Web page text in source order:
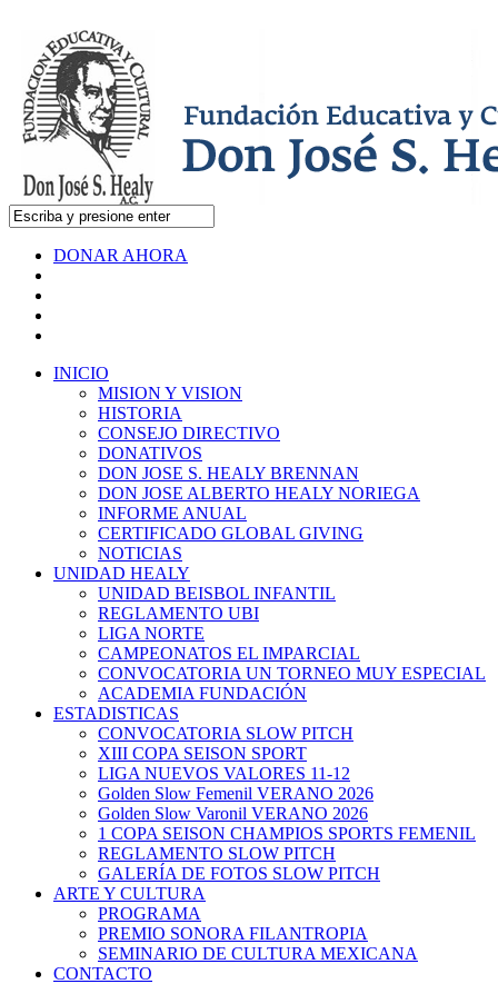
DONAR AHORA
INICIO
MISION Y VISION
HISTORIA
CONSEJO DIRECTIVO
DONATIVOS
DON JOSE S. HEALY BRENNAN
DON JOSE ALBERTO HEALY NORIEGA
INFORME ANUAL
CERTIFICADO GLOBAL GIVING
NOTICIAS
UNIDAD HEALY
UNIDAD BEISBOL INFANTIL
REGLAMENTO UBI
LIGA NORTE
CAMPEONATOS EL IMPARCIAL
CONVOCATORIA UN TORNEO MUY ESPECIAL
ACADEMIA FUNDACIÓN
ESTADISTICAS
CONVOCATORIA SLOW PITCH
XIII COPA SEISON SPORT
LIGA NUEVOS VALORES 11-12
Golden Slow Femenil VERANO 2026
Golden Slow Varonil VERANO 2026
1 COPA SEISON CHAMPIOS SPORTS FEMENIL
REGLAMENTO SLOW PITCH
GALERÍA DE FOTOS SLOW PITCH
ARTE Y CULTURA
PROGRAMA
PREMIO SONORA FILANTROPIA
SEMINARIO DE CULTURA MEXICANA
CONTACTO